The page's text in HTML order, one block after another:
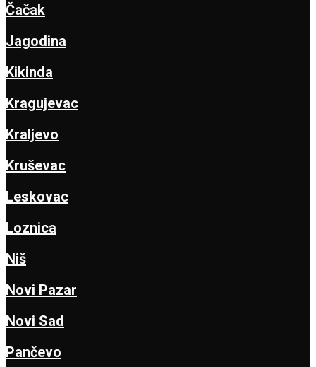
Čačak
Jagodina
Kikinda
Kragujevac
Kraljevo
Kruševac
Leskovac
Loznica
Niš
Novi Pazar
Novi Sad
Pančevo